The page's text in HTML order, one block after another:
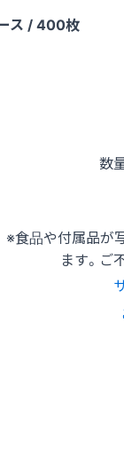
ス / 400枚
数
※食品や付属品が
ます。ご